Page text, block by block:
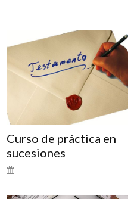
Curso de práctica en
sucesiones